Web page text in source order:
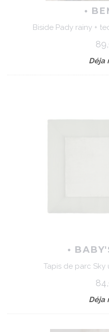
•
Biside Pady rainy +
Déja
•
Tapis de parc Sky
Déja